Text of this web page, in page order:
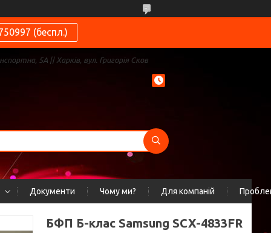
(беспл.)
5А || Харків, вул. Григорія Сков
Документи Чому ми? Для компаній
БФП Б-клас Samsung SCX-4833FR